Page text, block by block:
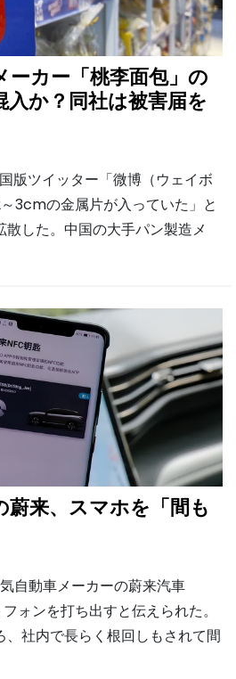
ーカー「桃李面包」の
入か？同社は被害届を
版ツイッター「微博（ウェイボ
3cmの金属片が入っていた」と
した。中国の大手パン製造メ
蔚来、スマホを「間も
自動車メーカーの蔚来汽車
ォンを打ち出すと伝えられた。
社内で長らく根回しもされて間